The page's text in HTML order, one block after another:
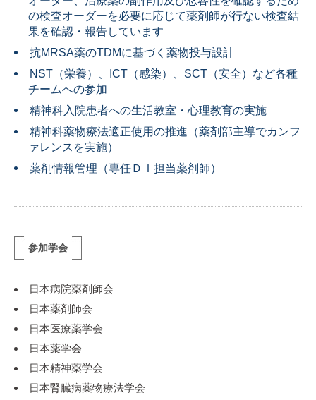
の検査オーダーを必要に応じて薬剤師が行ない検査結
果を確認・報告しています
抗MRSA薬のTDMに基づく薬物投与設計
NST（栄養）、ICT（感染）、SCT（安全）など各種
チームへの参加
精神科入院患者への生活教室・心理教育の実施
精神科薬物療法適正使用の推進（薬剤部主導でカンフ
ァレンスを実施）
薬剤情報管理（専任ＤＩ担当薬剤師）
参加学会
日本病院薬剤師会
日本薬剤師会
日本医療薬学会
日本薬学会
日本精神薬学会
日本腎臓病薬物療法学会